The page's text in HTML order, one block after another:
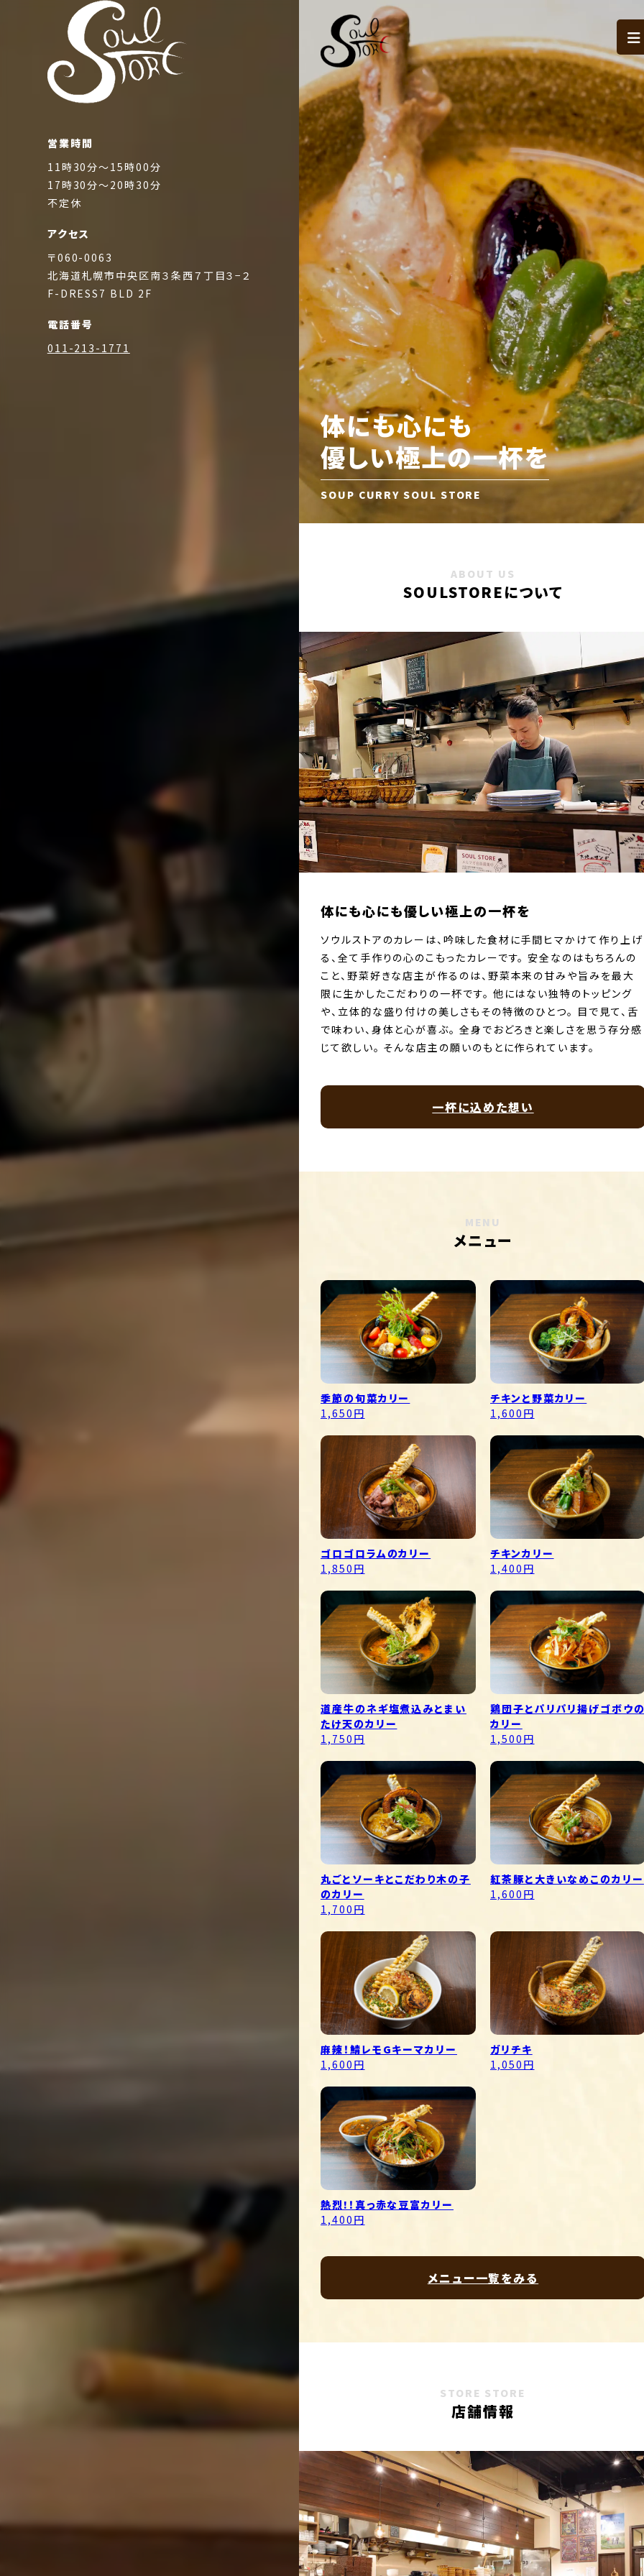
営業時間
11時30分～15時00分
17時30分～20時30分
不定休
アクセス
〒060-0063
北海道札幌市中央区南３条西７丁目３−２
F-DRESS7 BLD 2F
電話番号
011-213-1771
体にも心にも
優しい極上の一杯を
SOUP CURRY SOUL STORE
ABOUT US
SOULSTOREについて
体にも心にも優しい極上の一杯を
ソウルストアのカレーは、吟味した食材に手間ヒマかけて作り上げ
る、全て手作りの心のこもったカレーです。 安全なのはもちろんの
こと、野菜好きな店主が作るのは、野菜本来の甘みや旨みを最大
限に生かしたこだわりの一杯です。 他にはない独特のトッピング
や、立体的な盛り付けの美しさもその特徴のひとつ。 目で見て、舌
で味わい、身体と心が喜ぶ。 全身でおどろきと楽しさを思う存分感
じて欲しい。 そんな店主の願いのもとに作られています。
一杯に込めた想い
MENU
メニュー
季節の旬菜カリー
1,650円
チキンと野菜カリー
1,600円
ゴロゴロラムのカリー
1,850円
チキンカリー
1,400円
道産牛のネギ塩煮込みとまい
たけ天のカリー
1,750円
鶏団子とパリパリ揚げゴボウ
カリー
1,500円
丸ごとソーキとこだわり木の子
のカリー
1,700円
紅茶豚と大きいなめこのカリー
1,600円
麻辣！鯖レモGキーマカリー
1,600円
ガリチキ
1,050円
熱烈!！真っ赤な豆富カリー
1,400円
メニュー一覧をみる
STORE STORE
店舗情報